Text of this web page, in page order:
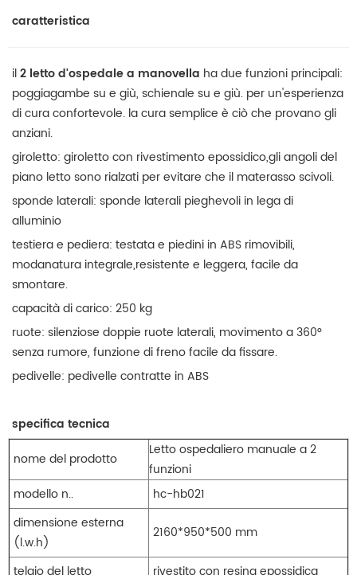
caratteristica
il2 letto d'ospedale a manovella ha due funzioni principali:
poggiagambe su e giù, schienale su e giù. per un'esperienza
di cura confortevole. la cura semplice è ciò che provano gli
anziani.
giroletto: giroletto con rivestimento epossidico,gli angoli del
piano letto sono rialzati per evitare che il materasso scivoli.
sponde laterali: sponde laterali pieghevoli in lega di
alluminio
testiera e pediera: testata e piedini in ABS rimovibili,
modanatura integrale,resistente e leggera, facile da
smontare.
capacità di carico: 250 kg
ruote: silenziose doppie ruote laterali, movimento a 360°
senza rumore, funzione di freno facile da fissare.
pedivelle: pedivelle contratte in ABS
specifica tecnica
nome del prodotto
Letto ospedaliero manuale a 2
funzioni
modello n..
hc-hb021
dimensione esterna
(l.w.h)
2160*950*500 mm